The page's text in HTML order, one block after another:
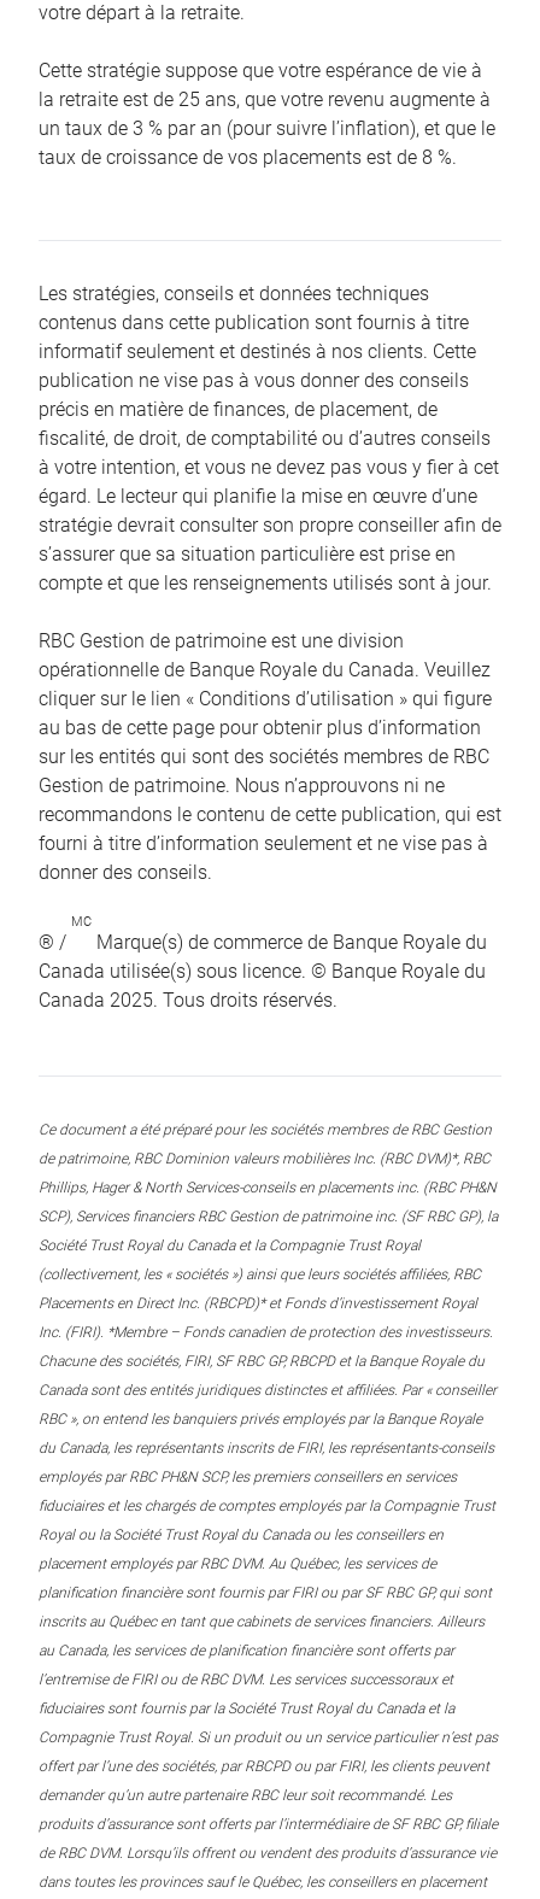
votre départ à la retraite.
Cette stratégie suppose que votre espérance de vie à
la retraite est de 25 ans, que votre revenu augmente à
un taux de 3 % par an (pour suivre l’inflation), et que le
taux de croissance de vos placements est de 8 %.
Les stratégies, conseils et données techniques
contenus dans cette publication sont fournis à titre
informatif seulement et destinés à nos clients. Cette
publication ne vise pas à vous donner des conseils
précis en matière de finances, de placement, de
fiscalité, de droit, de comptabilité ou d’autres conseils
à votre intention, et vous ne devez pas vous y fier à cet
égard. Le lecteur qui planifie la mise en œuvre d’une
stratégie devrait consulter son propre conseiller afin de
s’assurer que sa situation particulière est prise en
compte et que les renseignements utilisés sont à jour.
RBC Gestion de patrimoine est une division
opérationnelle de Banque Royale du Canada. Veuillez
cliquer sur le lien « Conditions d’utilisation » qui figure
au bas de cette page pour obtenir plus d’information
sur les entités qui sont des sociétés membres de RBC
Gestion de patrimoine. Nous n’approuvons ni ne
recommandons le contenu de cette publication, qui est
fourni à titre d’information seulement et ne vise pas à
donner des conseils.
® /
MC
Marque(s) de commerce de Banque Royale du
Canada utilisée(s) sous licence. © Banque Royale du
Canada 2025. Tous droits réservés.
Ce document a été préparé pour les sociétés membres de RBC Gestion
de patrimoine, RBC Dominion valeurs mobilières Inc. (RBC DVM)*, RBC
Phillips, Hager & North Services-conseils en placements inc. (RBC PH&N
SCP), Services financiers RBC Gestion de patrimoine inc. (SF RBC GP), la
Société Trust Royal du Canada et la Compagnie Trust Royal
(collectivement, les « sociétés ») ainsi que leurs sociétés affiliées, RBC
Placements en Direct Inc. (RBCPD)* et Fonds d’investissement Royal
Inc. (FIRI). *Membre – Fonds canadien de protection des investisseurs.
Chacune des sociétés, FIRI, SF RBC GP, RBCPD et la Banque Royale du
Canada sont des entités juridiques distinctes et affiliées. Par « conseiller
RBC », on entend les banquiers privés employés par la Banque Royale
du Canada, les représentants inscrits de FIRI, les représentants-conseils
employés par RBC PH&N SCP, les premiers conseillers en services
fiduciaires et les chargés de comptes employés par la Compagnie Trust
Royal ou la Société Trust Royal du Canada ou les conseillers en
placement employés par RBC DVM. Au Québec, les services de
planification financière sont fournis par FIRI ou par SF RBC GP, qui sont
inscrits au Québec en tant que cabinets de services financiers. Ailleurs
au Canada, les services de planification financière sont offerts par
l’entremise de FIRI ou de RBC DVM. Les services successoraux et
fiduciaires sont fournis par la Société Trust Royal du Canada et la
Compagnie Trust Royal. Si un produit ou un service particulier n’est pas
offert par l’une des sociétés, par RBCPD ou par FIRI, les clients peuvent
demander qu’un autre partenaire RBC leur soit recommandé. Les
produits d’assurance sont offerts par l’intermédiaire de SF RBC GP, filiale
de RBC DVM. Lorsqu’ils offrent ou vendent des produits d’assurance vie
dans toutes les provinces sauf le Québec, les conseillers en placement